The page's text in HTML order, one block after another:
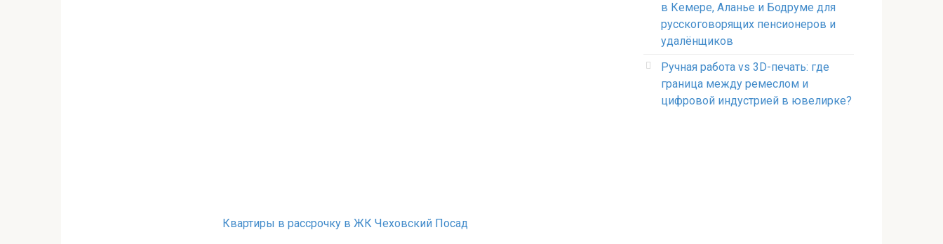
Квартиры в рассрочку в ЖК Чеховский Посад
в Кемере, Аланье и Бодруме для
русскоговорящих пенсионеров и
удалёнщиков
Ручная работа vs 3D-печать: где
граница между ремеслом и
цифровой индустрией в ювелирке?